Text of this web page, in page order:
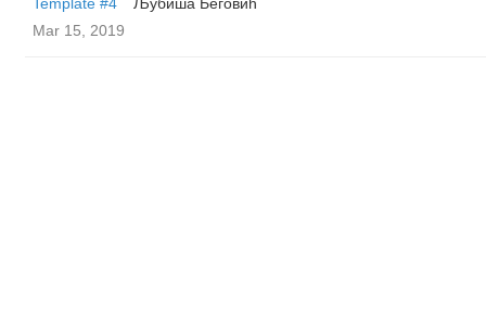
Mar 15, 2019